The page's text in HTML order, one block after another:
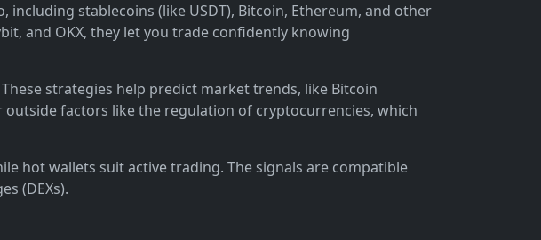
stablecoins (like USDT), Bitcoin, Ethereum, and other
and OKX, they let you trade confidently knowing
strategies help predict market trends, like Bitcoin
factors like the regulation of cryptocurrencies, which
hot wallets suit active trading. The signals are compatible
(DEXs).